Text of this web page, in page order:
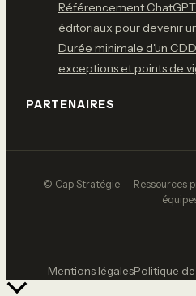
Référencement
éditoriaux pour devenir
Durée minimale d'un
exceptions et points de
PARTENAIRES
© Cap Stratégie — Ressources
Mentions légalesPolitique